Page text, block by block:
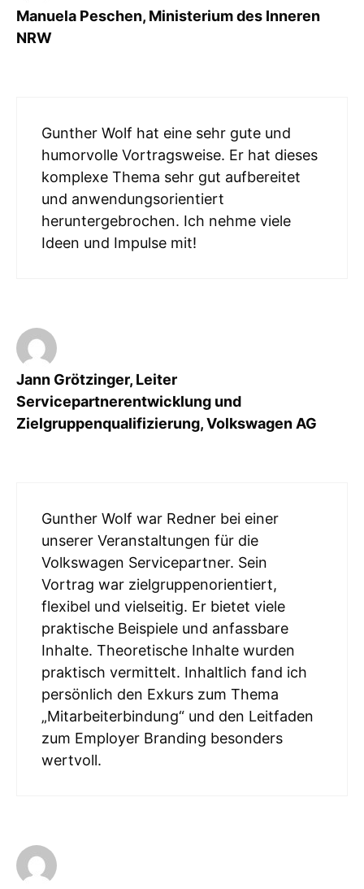
Manuela Peschen, Ministerium des Inneren
NRW
Gunther Wolf hat eine sehr gute und
humorvolle Vortragsweise. Er hat dieses
komplexe Thema sehr gut aufbereitet
und anwendungsorientiert
heruntergebrochen. Ich nehme viele
Ideen und Impulse mit!
Jann Grötzinger, Leiter
Servicepartnerentwicklung und
Zielgruppenqualifizierung, Volkswagen AG
Gunther Wolf war Redner bei einer
unserer Veranstaltungen für die
Volkswagen Servicepartner. Sein
Vortrag war zielgruppenorientiert,
flexibel und vielseitig. Er bietet viele
praktische Beispiele und anfassbare
Inhalte. Theoretische Inhalte wurden
praktisch vermittelt. Inhaltlich fand ich
persönlich den Exkurs zum Thema
„Mitarbeiterbindung“ und den Leitfaden
zum Employer Branding besonders
wertvoll.